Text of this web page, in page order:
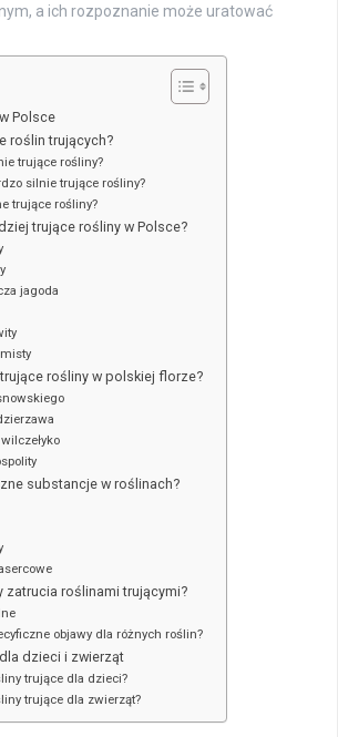
a ich rozpoznanie może uratować
Polsce
roślin trujących?
trujące rośliny?
silnie trujące rośliny?
trujące rośliny?
trujące rośliny w Polsce?
jagoda
rośliny w polskiej florze?
substancje w roślinach?
zatrucia roślinami trującymi?
objawy dla różnych roślin?
dzieci i zwierząt
trujące dla dzieci?
trujące dla zwierząt?